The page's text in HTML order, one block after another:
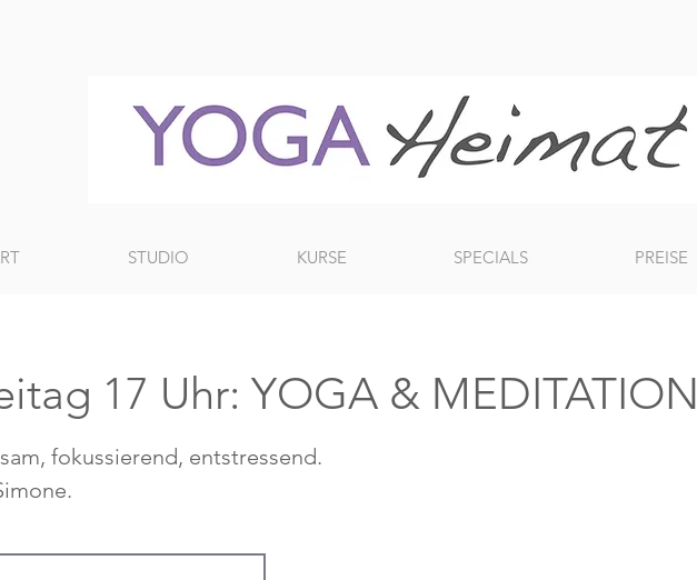
STUDIO KURSE SPECIALS PREISE
17 Uhr: YOGA & MEDITATION
fokussierend, entstressend.